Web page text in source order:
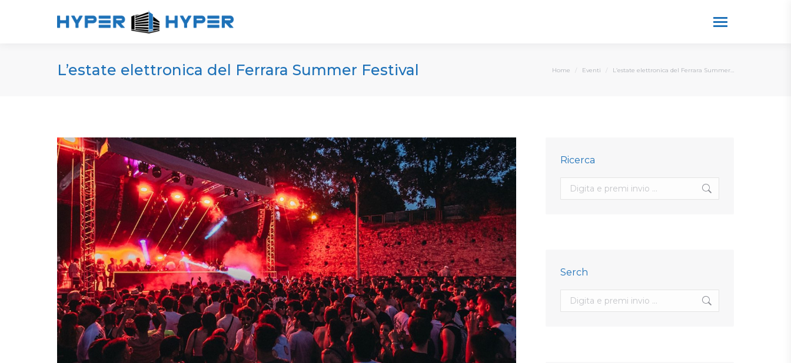
L’estate elettronica del Ferrara Summer Festival You are here:
Home Eventi L’estate elettronica del Ferrara Summer…
Ricerca
Search:
Serch
Search: